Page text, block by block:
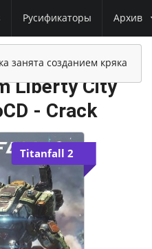
Русификаторы Архив
занята созданием кряка
4 (GTA 4)
Liberty City
- Crack
Titanfall 2